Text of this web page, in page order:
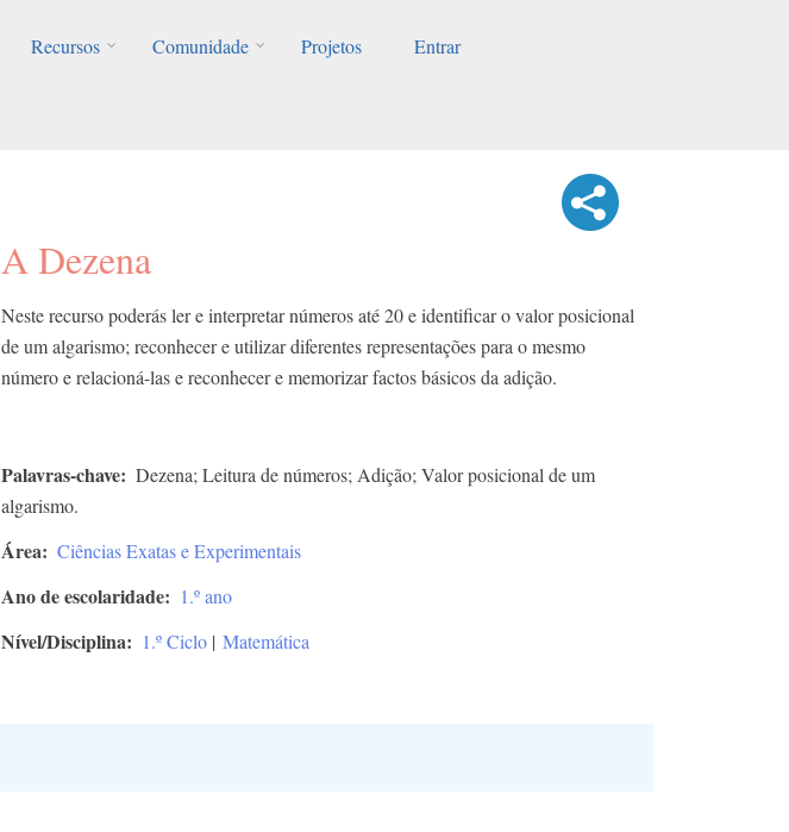
Recursos
Comunidade Projetos Entrar
A Dezena
Neste recurso poderás ler e interpretar números até 20 e identificar o valor posicional
de um algarismo; reconhecer e utilizar diferentes representações para o mesmo
número e relacioná-las e reconhecer e memorizar factos básicos da adição.
Palavras-chave
Dezena; Leitura de números; Adição; Valor posicional de um
algarismo.
Área Ciências Exatas e Experimentais
Ano de escolaridade 1.º ano
Nível/Disciplina 1.º Ciclo | Matemática